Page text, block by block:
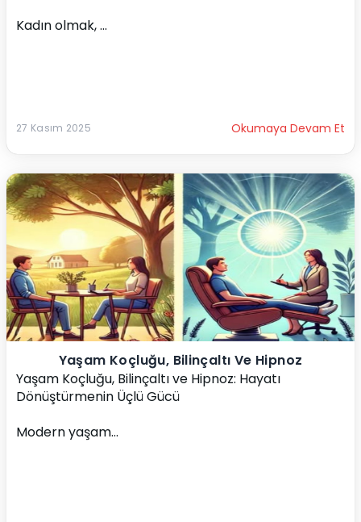
Kadın olmak, ...
27 Kasım 2025 Okumaya Devam Et
Yaşam Koçluğu, Bilinçaltı Ve Hipnoz
Yaşam Koçluğu, Bilinçaltı ve Hipnoz: Hayatı
Dönüştürmenin Üçlü Gücü
Modern yaşam...